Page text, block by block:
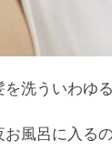
を洗ういわゆ
お風呂に入る